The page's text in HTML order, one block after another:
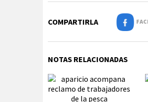
COMPARTIRLA
NOTAS RELACIONADAS